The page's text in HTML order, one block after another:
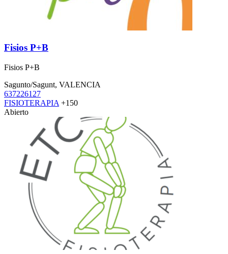
Fisios P+B
Fisios P+B
Sagunto/Sagunt, VALENCIA
637226127
FISIOTERAPIA +150
Abierto